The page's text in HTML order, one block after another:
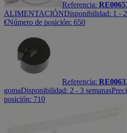
Referencia:
ALIMENTACIÓNDisponibilidad: 1 -
€Número de posición: 650
Referencia:
gomaDisponibilidad: 2 - 3 semanas
posición: 710